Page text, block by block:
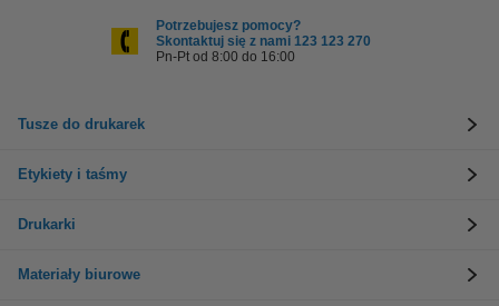
Potrzebujesz pomocy?
Skontaktuj się z nami 123 123 270
Pn-Pt od 8:00 do 16:00
Tusze do drukarek
Etykiety i taśmy
Drukarki
Materiały biurowe